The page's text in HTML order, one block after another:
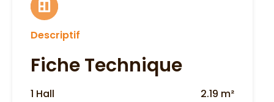
Descriptif
Fiche Technique
1 Hall
2.19 m²